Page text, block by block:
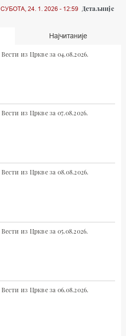
СУБОТА, 24. 1. 2026 - 12:59 Детаљније
Најчитаније
Вести из Цркве за 04.08.2026.
Вести из Цркве за 07.08.2026.
Вести из Цркве за 08.08.2026.
Вести из Цркве за 05.08.2026.
Вести из Цркве за 06.08.2026.